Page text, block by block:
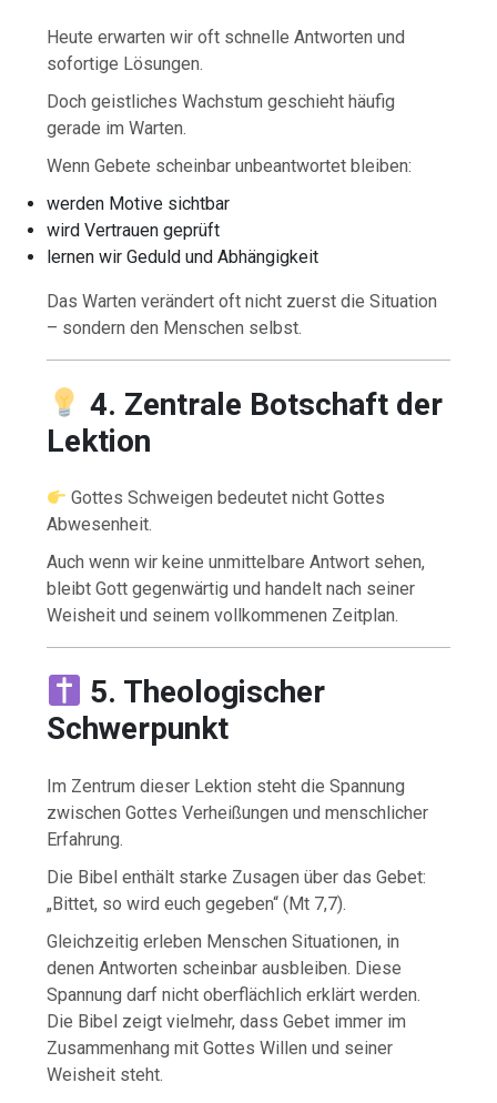
Heute erwarten wir oft schnelle Antworten und
sofortige Lösungen.
Doch geistliches Wachstum geschieht häufig
gerade im Warten.
Wenn Gebete scheinbar unbeantwortet bleiben:
werden Motive sichtbar
wird Vertrauen geprüft
lernen wir Geduld und Abhängigkeit
Das Warten verändert oft nicht zuerst die Situation
– sondern den Menschen selbst.
4. Zentrale Botschaft der
Lektion
Gottes Schweigen bedeutet nicht Gottes
Abwesenheit.
Auch wenn wir keine unmittelbare Antwort sehen,
bleibt Gott gegenwärtig und handelt nach seiner
Weisheit und seinem vollkommenen Zeitplan.
5. Theologischer
Schwerpunkt
Im Zentrum dieser Lektion steht die Spannung
zwischen Gottes Verheißungen und menschlicher
Erfahrung.
Die Bibel enthält starke Zusagen über das Gebet:
„Bittet, so wird euch gegeben“ (Mt 7,7).
Gleichzeitig erleben Menschen Situationen, in
denen Antworten scheinbar ausbleiben. Diese
Spannung darf nicht oberflächlich erklärt werden.
Die Bibel zeigt vielmehr, dass Gebet immer im
Zusammenhang mit Gottes Willen und seiner
Weisheit steht.